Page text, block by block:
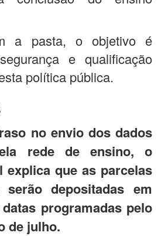
a pasta, o objetivo é
e qualificação
política pública.
no envio dos dados
rede de ensino, o
explica que as parcelas
serão depositadas em
programadas pelo
de julho.